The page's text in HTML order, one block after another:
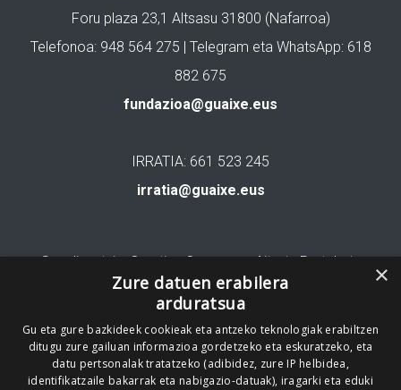
Foru plaza 23,1 Altsasu 31800 (Nafarroa)
Telefonoa: 948 564 275 | Telegram eta WhatsApp: 618
882 675
fundazioa@guaixe.eus
IRRATIA: 661 523 245
irratia@guaixe.eus
Gure lizentzia: Creative Commons Aitortu Partekatu
Codesyntaxek garatua
×
Zure datuen erabilera
arduratsua
Gu eta gure bazkideek cookieak eta antzeko teknologiak erabiltzen
ditugu zure gailuan informazioa gordetzeko eta eskuratzeko, eta
datu pertsonalak tratatzeko (adibidez, zure IP helbidea,
identifikatzaile bakarrak eta nabigazio-datuak), iragarki eta eduki